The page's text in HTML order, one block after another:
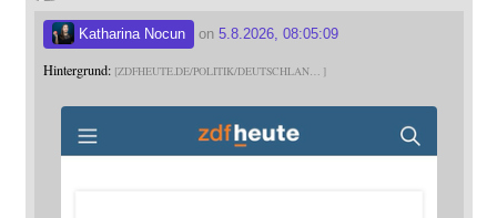
Katharina Nocun on 5.8.2026, 08:05:09
Hintergrund: ZDFHEUTE.DE/POLITIK/DEUTSCHLAN